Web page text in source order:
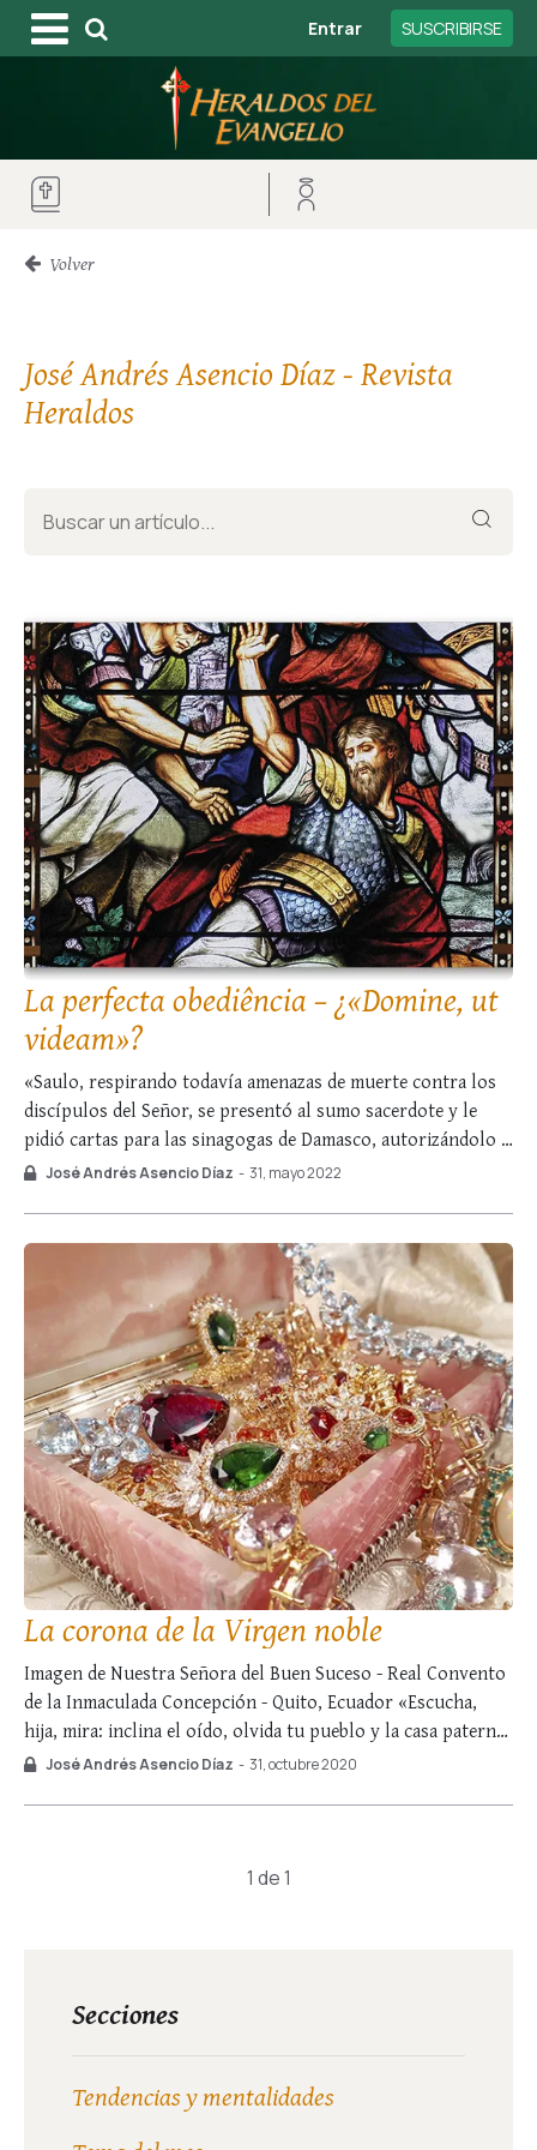
Entrar SUSCRIBIRSE
Volver
José Andrés Asencio Díaz - Revista
Heraldos
La perfecta obediência – ¿«Domine, ut
videam»?
«Saulo, respirando todavía amenazas de muerte contra los
discípulos del Señor, se presentó al sumo sacerdote y le
pidió cartas para las sinagogas de Damasco, autorizándolo a
traerse encadenados a Jerusalén a los que descubriese que
José Andrés Asencio Díaz - 31, mayo 2022
La corona de la Virgen noble
Imagen de Nuestra Señora del Buen Suceso - Real Convento
de la Inmaculada Concepción - Quito, Ecuador «Escucha,
hija, mira: inclina el oído, olvida tu pueblo y la casa paterna;
prendado está el rey de tu belleza: póstrate ante él, que él es
José Andrés Asencio Díaz - 31, octubre 2020
1 de 1
Secciones
Tendencias y mentalidades